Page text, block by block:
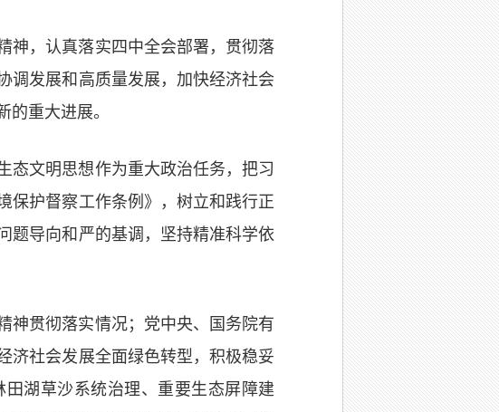
神，认真落实四中全会部署，贯彻落
调发展和高质量发展，加快经济社会
重大进展。
态文明思想作为重大政治任务，把习
保护督察工作条例》，树立和践行正
题导向和严的基调，坚持精准科学依
神贯彻落实情况；党中央、国务院有
济社会发展全面绿色转型，积极稳妥
湖草沙系统治理、重要生态屏障建